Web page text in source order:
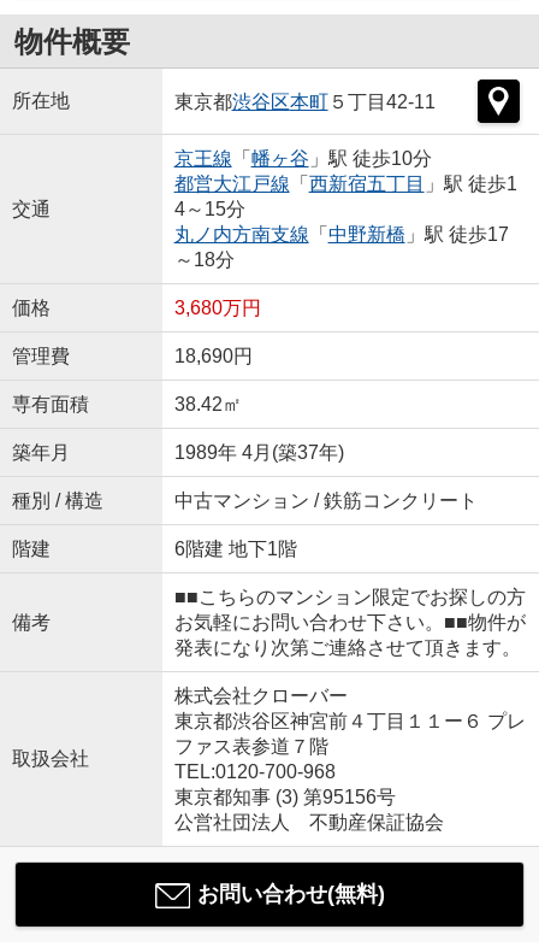
物件概要
所在地 東京都渋谷区本町５丁目42-11
交通
京王線 「 幡ヶ谷 」駅 徒歩10分
都営大江戸線 「 西新宿五丁目 」駅 徒歩1
4～15分
丸ノ内方南支線 「 中野新橋 」駅 徒歩17
～18分
価格 3,680万円
管理費 18,690円
専有面積 38.42㎡
築年月 1989年 4月(築37年)
種別 / 構造 中古マンション / 鉄筋コンクリート
階建 6階建 地下1階
備考
■■こちらのマンション限定でお探しの方
お気軽にお問い合わせ下さい。■■物件が
発表になり次第ご連絡させて頂きます。
取扱会社
株式会社クローバー
東京都渋谷区神宮前４丁目１１ー６ プレ
ファス表参道７階
TEL:0120-700-968
東京都知事 (3) 第95156号
公営社団法人 不動産保証協会
お問い合わせ(無料)